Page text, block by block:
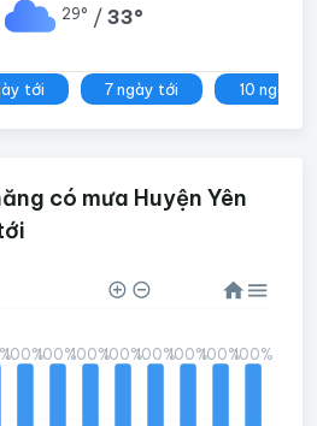
29° / 33°
tới 7 ngày tới 10 ngày
có mưa Huyện Yên
100%100%100%100%100%100%100%100%